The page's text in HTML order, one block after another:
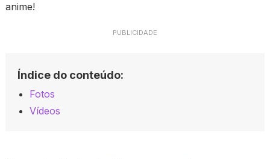
anime!
PUBLICIDADE
Índice do conteúdo:
Fotos
Vídeos